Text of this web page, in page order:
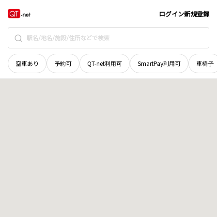
ログイン新規登録
空車あり 予約可 QT-net利用可 SmartPay利用可 車椅子
栃木県